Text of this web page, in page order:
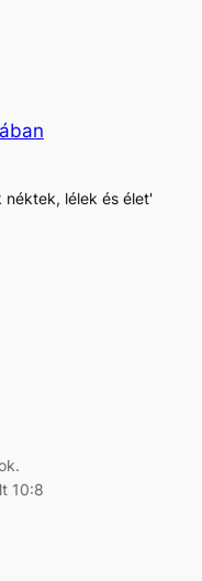
néktek, lélek és élet'
10:8